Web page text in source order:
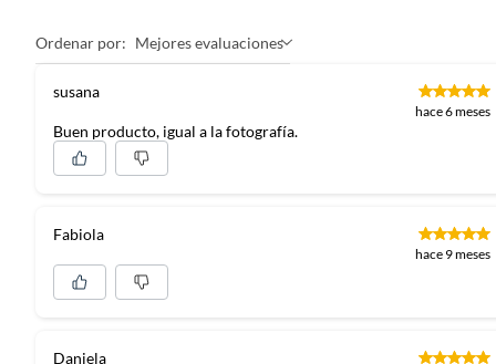
Ordenar por: Mejores evaluaciones
susana
hace 6 meses
Buen producto, igual a la fotografía.
Fabiola
hace 9 meses
Daniela